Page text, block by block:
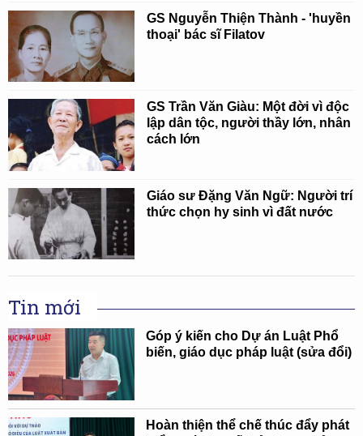
GS Nguyễn Thiện Thành - 'huyền
thoại' bác sĩ Filatov
GS Trần Văn Giàu: Một đời vì độc
lập dân tộc, người thầy lớn, nhân
cách lớn
Giáo sư Đặng Văn Ngữ: Người trí
thức chọn hy sinh vì đất nước
Tin mới
Góp ý kiến cho Dự án Luật Phổ
biến, giáo dục pháp luật (sửa đổi)
Hoàn thiện thể chế thúc đẩy phát